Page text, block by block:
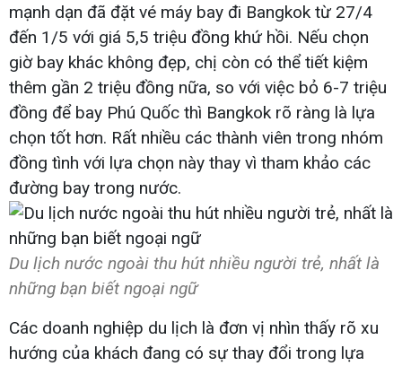
mạnh dạn đã đặt vé máy bay đi Bangkok từ 27/4
đến 1/5 với giá 5,5 triệu đồng khứ hồi. Nếu chọn
giờ bay khác không đẹp, chị còn có thể tiết kiệm
thêm gần 2 triệu đồng nữa, so với việc bỏ 6-7 triệu
đồng để bay Phú Quốc thì Bangkok rõ ràng là lựa
chọn tốt hơn. Rất nhiều các thành viên trong nhóm
đồng tình với lựa chọn này thay vì tham khảo các
đường bay trong nước.
Du lịch nước ngoài thu hút nhiều người trẻ, nhất là
những bạn biết ngoại ngữ
Các doanh nghiệp du lịch là đơn vị nhìn thấy rõ xu
hướng của khách đang có sự thay đổi trong lựa